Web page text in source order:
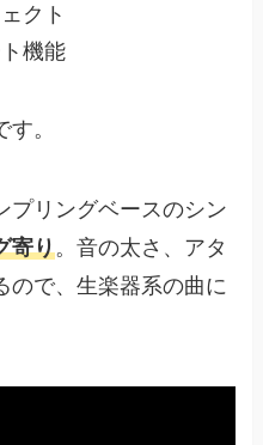
クト
機能
。
プリングベースのシン
寄り。音の太さ、アタ
ので、生楽器系の曲に